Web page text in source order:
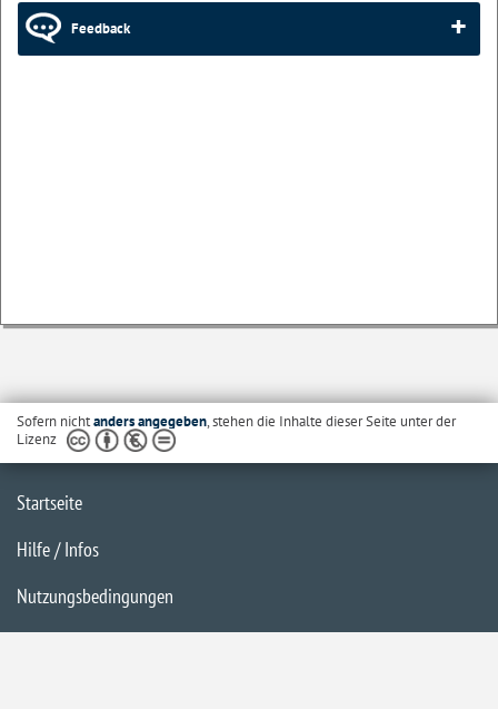
Feedback
Sofern nichtanders angegeben, stehen die Inhalte dieser Seite unter der
Lizenz
Startseite
Hilfe / Infos
Nutzungsbedingungen